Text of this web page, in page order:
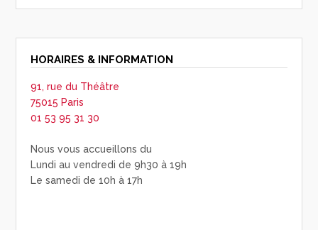
HORAIRES & INFORMATION
91, rue du Théâtre
75015 Paris
01 53 95 31 30
Nous vous accueillons du
Lundi au vendredi de 9h30 à 19h
Le samedi de 10h à 17h